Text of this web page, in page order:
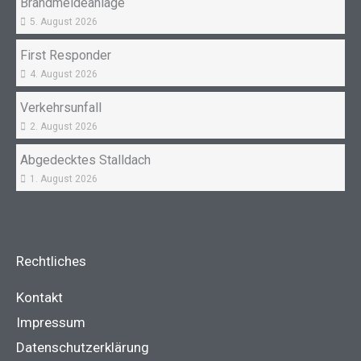
Brandmeldeanlage
5. August 2026
First Responder
4. August 2026
Verkehrsunfall
2. August 2026
Abgedecktes Stalldach
1. August 2026
Rechtliches
Kontakt
Impressum
Datenschutzerklärung